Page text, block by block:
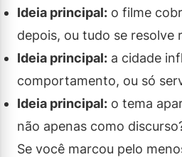
Ideia principal: o filme
depois, ou tudo se resolve
Ideia principal: a cidade
comportamento, ou só
Ideia principal: o tema
não apenas como
Se você marcou pelo